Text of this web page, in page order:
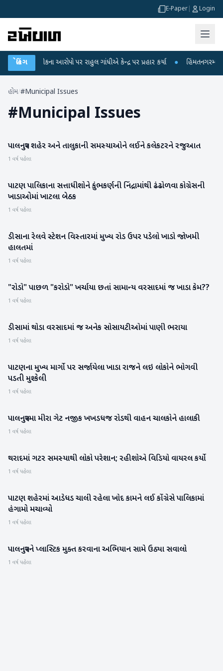
E-Paper Login
બ્રેકિંગ
પરીક્ષા લીકના આરોપો પર રાહુલ ગાંધીએ કેન્દ્ર પર પ્રહાર કર્યા ● હિંમતનગરમાં
હોમ/#Municipal Issues
#Municipal Issues
બનાસકાંઠા
પાલનપુર શહેર અને તાલુકાની સમસ્યાઓને લઈને કલેકટરને રજુઆત
1 વર્ષ પહેલા
પાટણ
પાટણ પાલિકાના સત્તાધીશોને કુંભકર્ણની નિંદ્રામાંથી ઢંઢોળવા કોગ્રેસની
ખાડાઓમાં ખાટલા બેઠક
1 વર્ષ પહેલા
બનાસકાંઠા
ડીસાના રેલવે સ્ટેશન વિસ્તારમાં મુખ્ય રોડ ઉપર પડેલો ખાડો જોખમી
હાલતમાં
1 વર્ષ પહેલા
બનાસકાંઠા
"રોડો" પાછળ "કરોડો" ખર્ચાયા છતાં સામાન્ય વરસાદમાં જ ખાડા કેમ??
1 વર્ષ પહેલા
બનાસકાંઠા
ડીસામાં થોડા વરસાદમાં જ અનેક સોસાયટીઓમાં પાણી ભરાયા
1 વર્ષ પહેલા
પાટણ
પાટણના મુખ્ય માર્ગો પર સર્જાયેલા ખાડા રાજને લઇ લોકોને ભોગવી
પડતી મુશ્કેલી
1 વર્ષ પહેલા
બનાસકાંઠા
પાલનપુરમા મીરા ગેટ નજીક ખખડધજ રોડથી વાહન ચાલકોને હાલાકી
1 વર્ષ પહેલા
બનાસકાંઠા
થરાદમાં ગટર સમસ્યાથી લોકો પરેશાન; રહીશોએ વિડિયો વાયરલ કર્યો
1 વર્ષ પહેલા
પાટણ
પાટણ શહેરમાં આડેધડ ચાલી રહેલા ખોદ કામને લઈ કોંગ્રેસે પાલિકામાં
હંગામો મચાવ્યો
1 વર્ષ પહેલા
બનાસકાંઠા
પાલનપુરને પ્લાસ્ટિક મુક્ત કરવાના અભિયાન સામે ઉઠ્યા સવાલો
1 વર્ષ પહેલા